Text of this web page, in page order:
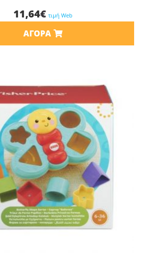
11,64€ τιμή Web
ΑΓΟΡΆ